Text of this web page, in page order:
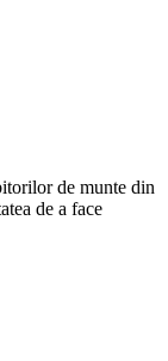
de munte din
de a face